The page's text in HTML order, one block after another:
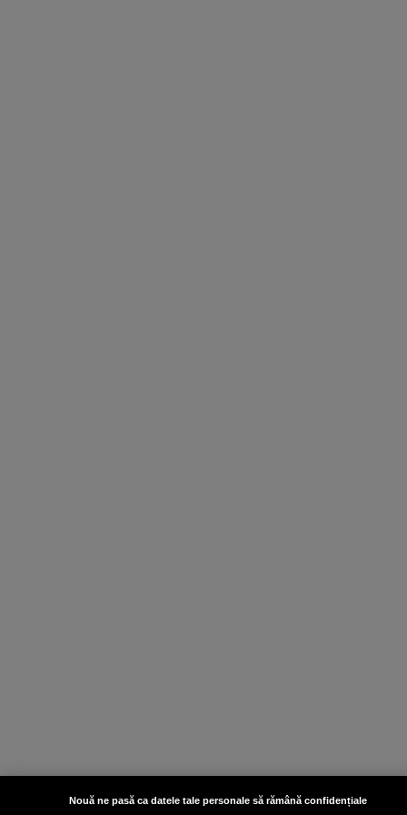
Nouă ne pasă ca datele tale personale să rămână confidențiale